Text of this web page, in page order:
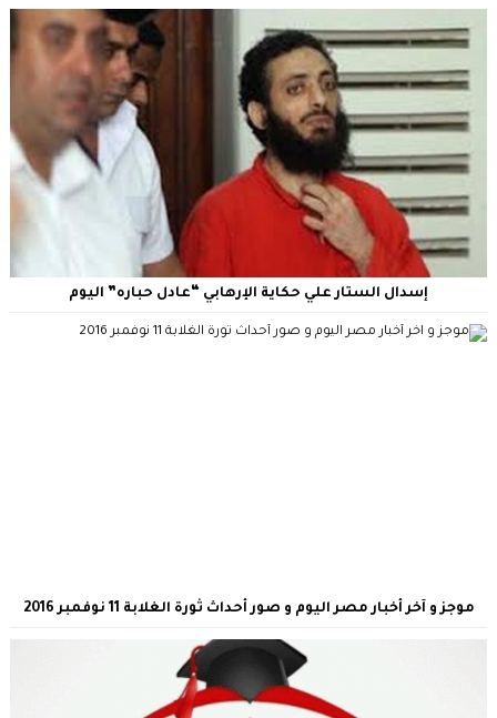
إسدال الستار علي حكاية الإرهابي “عادل حباره” اليوم
موجز و آخر أخبار مصر اليوم و صور أحداث ثورة الغلابة 11 نوفمبر 2016